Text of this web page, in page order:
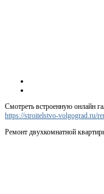
Смотреть встроенную онлайн
https://stroitelstvo-volgograd.ru/
Ремонт двухкомнатной